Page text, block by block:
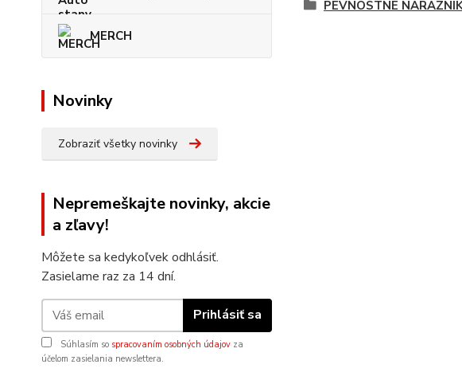
MERCH
Novinky
Zobraziť všetky novinky
Nepremeškajte novinky, akcie
a zľavy!
Môžete sa kedykoľvek odhlásiť.
Zasielame raz za 14 dní.
Prihlásiť sa
Súhlasím so spracovaním osobných údajov za
účelom zasielania newslettera.
PEVNOSTNÉ